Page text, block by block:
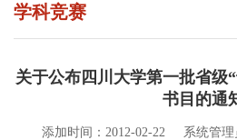
学科竞赛
关于公布四川大学第一批省级
书目的通
添加时间：2012-02-22 系统管理